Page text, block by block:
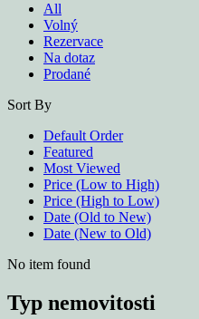
All
Volný
Rezervace
Na dotaz
Prodané
Sort By
Default Order
Featured
Most Viewed
Price (Low to High)
Price (High to Low)
Date (Old to New)
Date (New to Old)
No item found
Typ nemovitosti